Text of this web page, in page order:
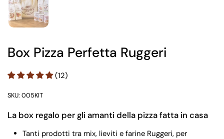
Box Pizza Perfetta Ruggeri
(12)
SKU: 005KIT
La box regalo per gli amanti della pizza fatta in casa
Tanti prodotti tra mix, lieviti e farine Ruggeri, per